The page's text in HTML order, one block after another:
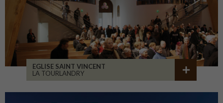
EGLISE SAINT VINCENT
LA TOURLANDRY